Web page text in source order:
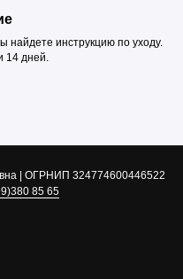
найдете инструкцию по уходу.
14 дней.
| ОГРНИП 324774600446522
85 65